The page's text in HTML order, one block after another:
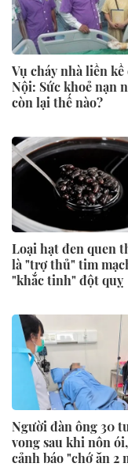
Vụ cháy nhà liền kề
Nội: Sức khoẻ nạn
còn lại thế nào?
Loại hạt đen quen
là "trợ thủ" tim
"khắc tinh" đột quỵ
Người đàn ông 30
vong sau khi nôn
cảnh báo "chớ ăn 2